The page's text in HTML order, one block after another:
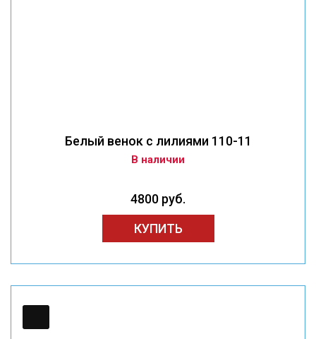
Белый венок с лилиями 110-11
В наличии
4800 руб.
КУПИТЬ